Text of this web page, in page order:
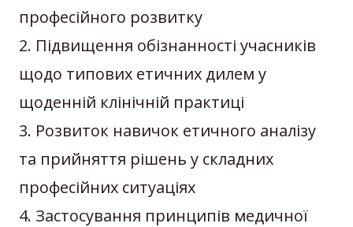
професійного розвитку
2. Підвищення обізнанності учасників
щодо типових етичних дилем у
щоденній клінічній практиці
3. Розвиток навичок етичного аналізу
та прийняття рішень у складних
професійних ситуаціях
4. Застосування принципів медичної